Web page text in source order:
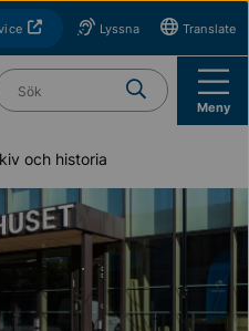
i nytt fönsterLyssna Translate
söker du?
Meny
och historia